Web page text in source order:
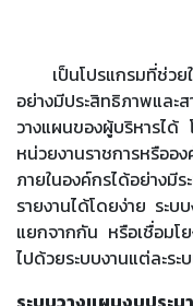
เป็นโปรแกรมที่ช่วยใ
อย่างมีประสิทธิภาพและส
วางแผนของผู้บริหารได้
หน่วยงานราชการหรือ
ภายในองค์กรได้อย่าง
รายงานได้โดยง่าย ระบ
แยกจากกัน หรือเชื่อมโ
ไปด้วยระบบงานแต่ล